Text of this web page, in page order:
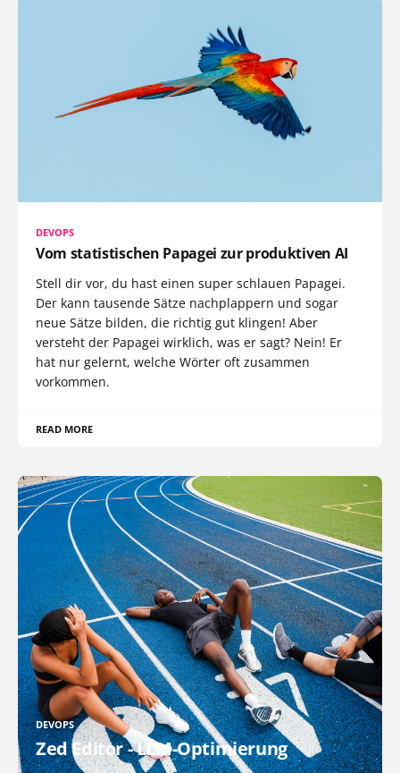
DEVOPS
Vom statistischen Papagei zur produktiven AI
Stell dir vor, du hast einen super schlauen Papagei.
Der kann tausende Sätze nachplappern und sogar
neue Sätze bilden, die richtig gut klingen! Aber
versteht der Papagei wirklich, was er sagt? Nein! Er
hat nur gelernt, welche Wörter oft zusammen
vorkommen.
READ MORE
DEVOPS
Zed Editor - LLM-Optimierung